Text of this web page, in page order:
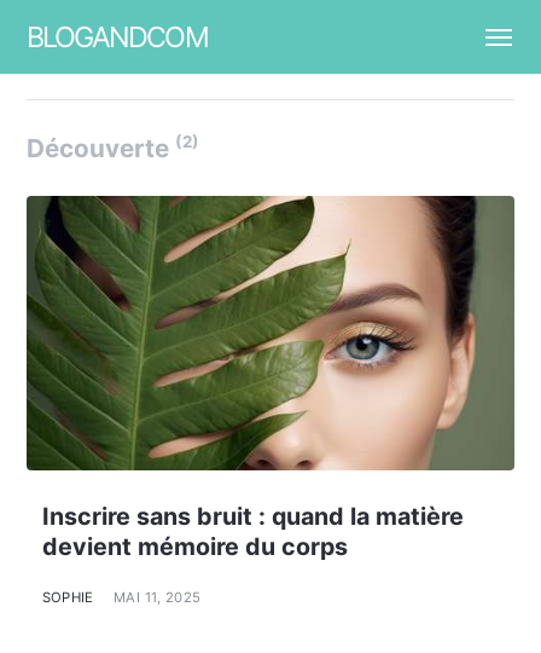
BLOGANDCOM
Découverte (2)
Inscrire sans bruit : quand la matière
devient mémoire du corps
SOPHIE MAI 11, 2025